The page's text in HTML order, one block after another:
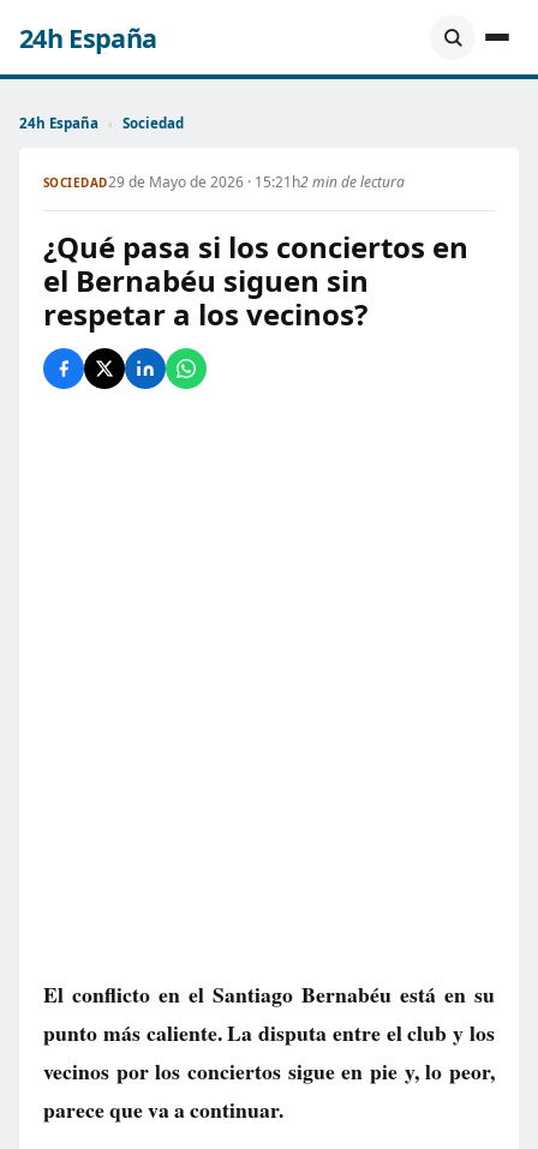
24h España
24h España › Sociedad
SOCIEDAD29 de Mayo de 2026 · 15:21h2 min de lectura
¿Qué pasa si los conciertos en
el Bernabéu siguen sin
respetar a los vecinos?
El conflicto en el Santiago Bernabéu está en su
punto más caliente. La disputa entre el club y los
vecinos por los conciertos sigue en pie y, lo peor,
parece que va a continuar.